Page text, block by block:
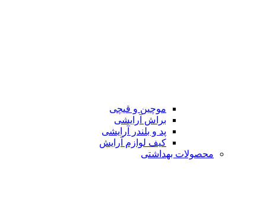
موچین و قیچی
براش آرایشی
پد و بلندر آرایشی
کیف لوازم آرایش
محصولات بهداشتی